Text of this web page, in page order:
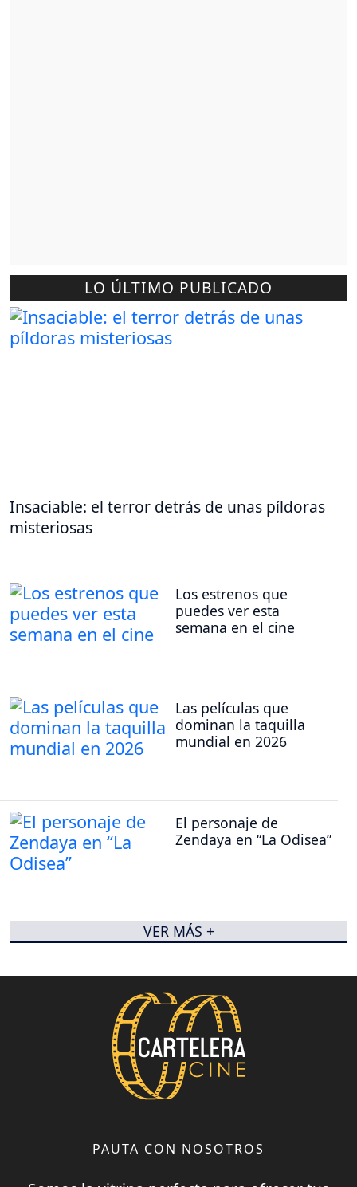
LO ÚLTIMO PUBLICADO
Insaciable: el terror detrás de unas píldoras
misteriosas
Los estrenos que
puedes ver esta
semana en el cine
Las películas que
dominan la taquilla
mundial en 2026
El personaje de
Zendaya en “La Odisea”
VER MÁS +
PAUTA CON NOSOTROS